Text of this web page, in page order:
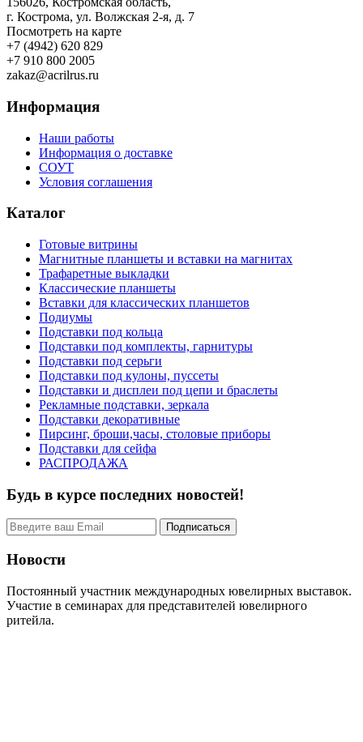
г. Кострома, ул. Волжская 2-я, д. 7
Посмотреть на карте
+7 (4942) 620 829
+7 910 800 2005
zakaz@acrilrus.ru
Информация
Наши работы
Информация о доставке
СОУТ
Условия соглашения
Каталог
Готовые витрины
Магнитные планшеты и вставки на магнитах
Трафаретные выкладки
Классические планшеты
Вставки для классических планшетов
Подиумы
Подставки под кольца
Подставки под комплекты, гарнитуры
Подставки под серьги
Подставки под кулоны, пуссеты
Подставки и дисплеи под цепи и браслеты
Рекламные подставки, зеркала
Подставки декоративные
Пирсинг, броши,часы, столовые приборы
Подставки для сейфа
РАСПРОДАЖА
Будь в курсе последних новостей!
Новости
Постоянный участник международных ювелирных выставок.
Участие в семинарах для представителей ювелирного
ритейла.